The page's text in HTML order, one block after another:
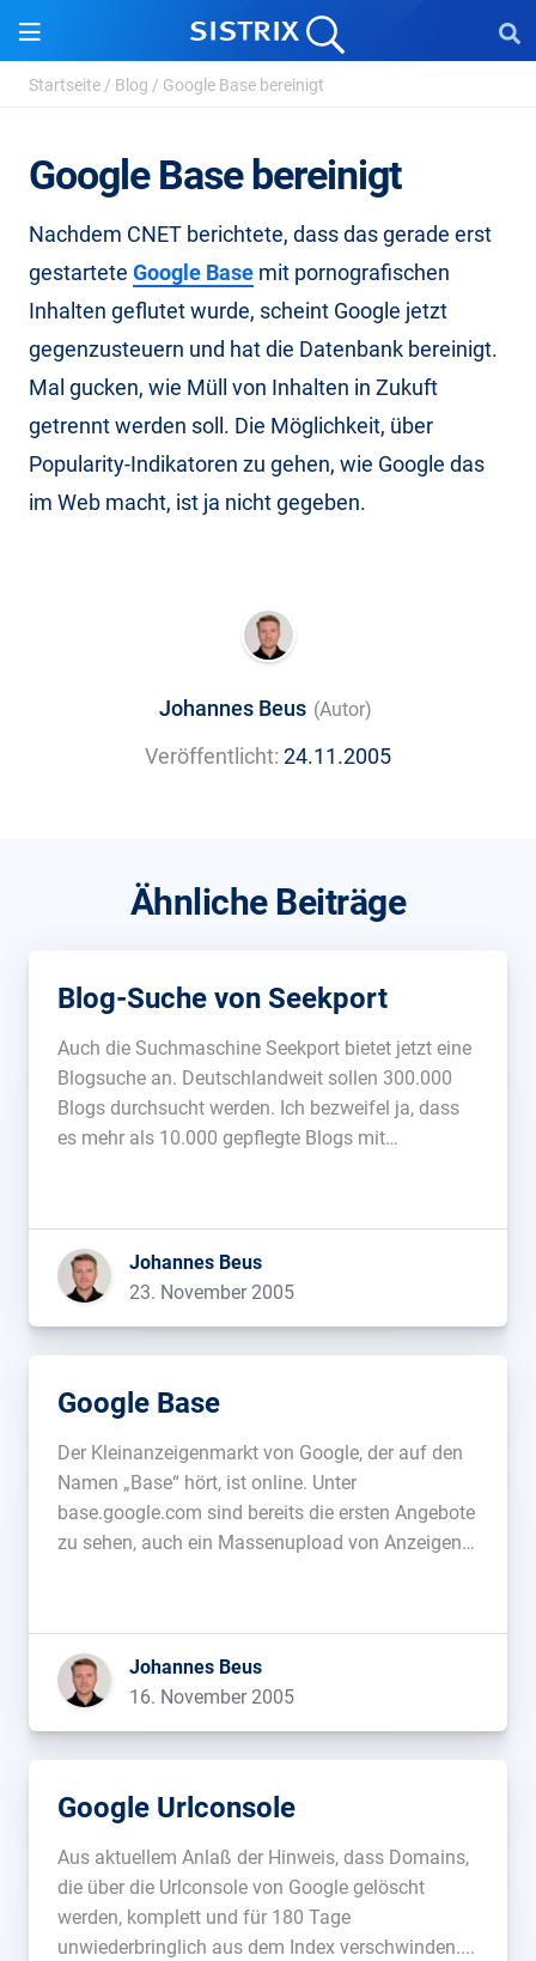
Startseite / Blog / Google Base bereinigt
Google Base bereinigt
Nachdem CNET berichtete, dass das gerade erst
gestartete Google Base mit pornografischen
Inhalten geflutet wurde, scheint Google jetzt
gegenzusteuern und hat die Datenbank bereinigt.
Mal gucken, wie Müll von Inhalten in Zukuft
getrennt werden soll. Die Möglichkeit, über
Popularity-Indikatoren zu gehen, wie Google das
im Web macht, ist ja nicht gegeben.
Johannes Beus (Autor)
Veröffentlicht: 24.11.2005
Ähnliche Beiträge
Blog-Suche von Seekport
Auch die Suchmaschine Seekport bietet jetzt eine
Blogsuche an. Deutschlandweit sollen 300.000
Blogs durchsucht werden. Ich bezweifel ja, dass
es mehr als 10.000 gepflegte Blogs mit
Johannes Beus
23. November 2005
Google Base
Der Kleinanzeigenmarkt von Google, der auf den
Namen „Base“ hört, ist online. Unter
base.google.com sind bereits die ersten Angebote
zu sehen, auch ein Massenupload von Anzeigen
Templates (Autos, Rezepte, Jobs, etc)
auszuwählen oder ein neues […]...
Johannes Beus
16. November 2005
Google Urlconsole
Aus aktuellem Anlaß der Hinweis, dass Domains,
die über die Urlconsole von Google gelöscht
werden, komplett und für 180 Tage
unwiederbringlich aus dem Index verschwinden....